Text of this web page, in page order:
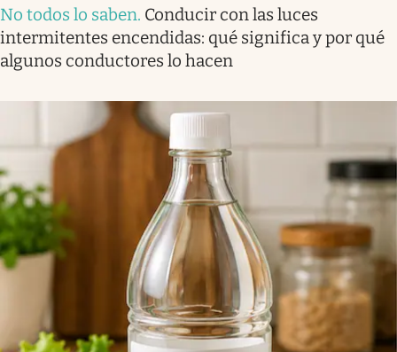
No todos lo saben. Conducir con las luces
intermitentes encendidas: qué significa y por qué
algunos conductores lo hacen